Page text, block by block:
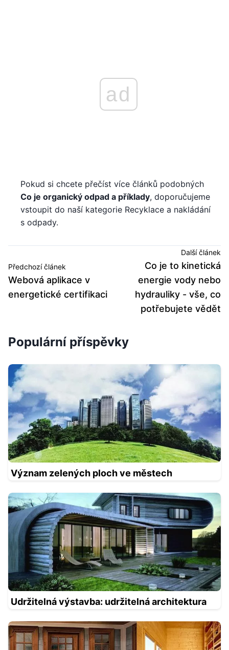
ad
Pokud si chcete přečíst více článků podobných
Co je organický odpad a příklady, doporučujeme
vstoupit do naší kategorie Recyklace a nakládání
s odpady.
Předchozí článek
Webová aplikace v
energetické certifikaci
Další článek
Co je to kinetická
energie vody nebo
hydrauliky - vše, co
potřebujete vědět
Populární příspěvky
Význam zelených ploch ve městech
Udržitelná výstavba: udržitelná architektura